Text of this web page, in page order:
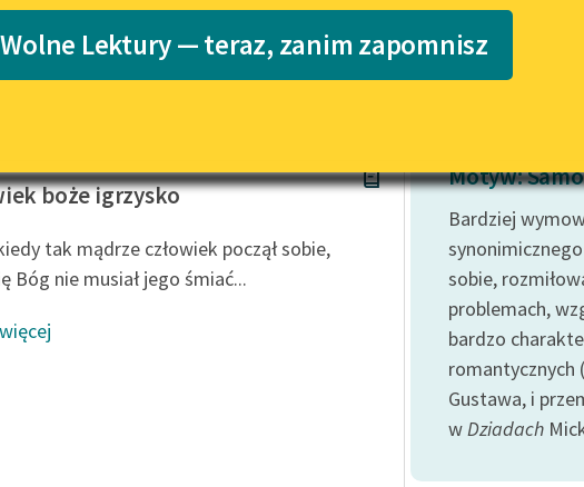
Lektury szkolne i klasyka
literatury do słuchania dla
E-kolekcja lektur szkolnych i
literatury do słuchania dla
uczennic i uczniów z
niepełnosprawnościami
Feministyczne inspiracje.
Popularyzacja skandynawskiej
Katalog
Katalog w formacie PDF
Lektury — teraz, zanim zapomnisz
boże igrzysko
tak mądrze człowiek począł sobie,
Bóg nie musiał jego śmiać...
Motyw:
Bardziej
synonimicznego
sobie,
problemach,
bardzo
romantycznych
Gustawa, i
wDziadach